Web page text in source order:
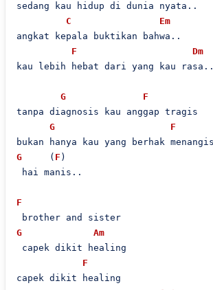
sedang kau hidup di dunia nyata..
C
Em
angkat kepala buktikan bahwa..
F
Dm
kau lebih hebat dari yang kau rasa..
G
F
tanpa diagnosis kau anggap tragis
G
F
G
     (
F )
hai manis..
F
brother and sister
G
Am
capek dikit healing
F
capek dikit healing